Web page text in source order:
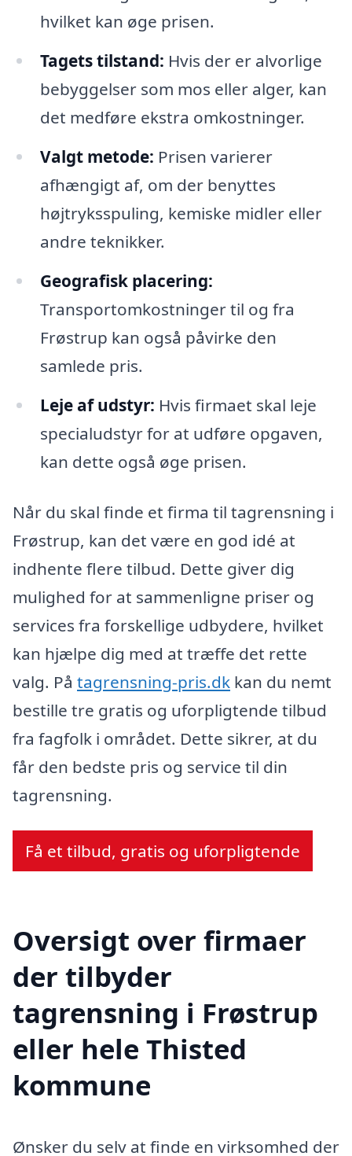
hvilket kan øge prisen.
Tagets tilstand: Hvis der er alvorlige
bebyggelser som mos eller alger, kan
det medføre ekstra omkostninger.
Valgt metode: Prisen varierer
afhængigt af, om der benyttes
højtryksspuling, kemiske midler eller
andre teknikker.
Geografisk placering:
Transportomkostninger til og fra
Frøstrup kan også påvirke den
samlede pris.
Leje af udstyr: Hvis firmaet skal leje
specialudstyr for at udføre opgaven,
kan dette også øge prisen.
Når du skal finde et firma til tagrensning i
Frøstrup, kan det være en god idé at
indhente flere tilbud. Dette giver dig
mulighed for at sammenligne priser og
services fra forskellige udbydere, hvilket
kan hjælpe dig med at træffe det rette
valg. På tagrensning-pris.dk kan du nemt
bestille tre gratis og uforpligtende tilbud
fra fagfolk i området. Dette sikrer, at du
får den bedste pris og service til din
tagrensning.
Få et tilbud, gratis og uforpligtende
Oversigt over firmaer
der tilbyder
tagrensning i Frøstrup
eller hele Thisted
kommune
Ønsker du selv at finde en virksomhed der